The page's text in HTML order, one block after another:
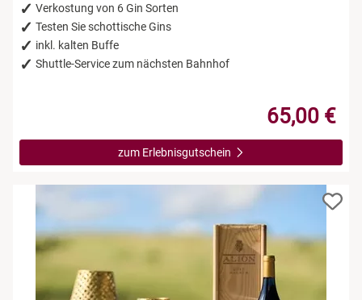
Verkostung von 6 Gin Sorten
Testen Sie schottische Gins
inkl. kalten Buffe
Shuttle-Service zum nächsten Bahnhof
65,00 €
zum Erlebnisgutschein